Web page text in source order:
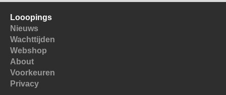
Looopings
Nieuws
Wachttijden
Webshop
About
Voorkeuren
Privacy